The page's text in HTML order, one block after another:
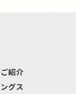
紹介
グス